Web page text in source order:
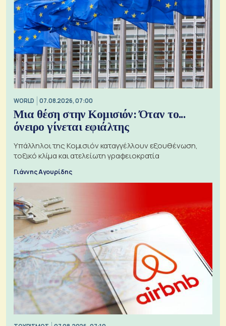
WORLD 07.08.2026, 07:00
Μια θέση στην Κομισιόν: Όταν το...
όνειρο γίνεται εφιάλτης
Υπάλληλοι της Κομισιόν καταγγέλλουν εξουθένωση,
τοξικό κλίμα και ατελείωτη γραφειοκρατία
Γιάννης Αγουρίδης